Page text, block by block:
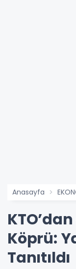
Anasayfa
Köprü:
Tanıtıldı